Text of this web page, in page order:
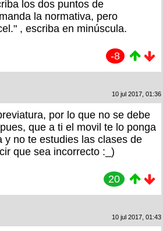
los dos puntos de
la normativa, pero
, escriba en minúscula.
-8
10 jul 2017, 01:36
por lo que no se debe
que a ti el movil te lo ponga
y no te estudies las clases de
que sea incorrecto :_)
20
10 jul 2017, 01:43